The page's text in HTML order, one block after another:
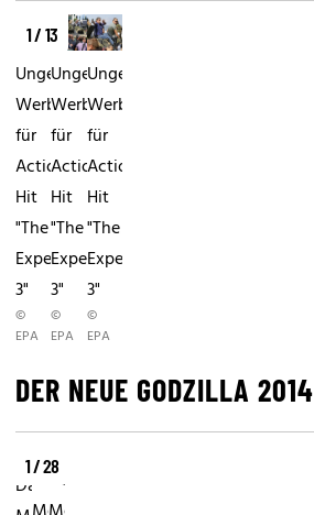
1 / 13
Ungewöhnliche
Werbung
für
Action-
Hit
"The
Expendables
3"
©
EPA
Ungewöhnliche
Werbung
für
Action-
Hit
"The
Expendables
3"
©
EPA
Ungewöhnliche
Werbung
für
Action-
Hit
"The
Expendables
3"
©
EPA
DER NEUE GODZILLA 2014
1 / 28
DasDasDas